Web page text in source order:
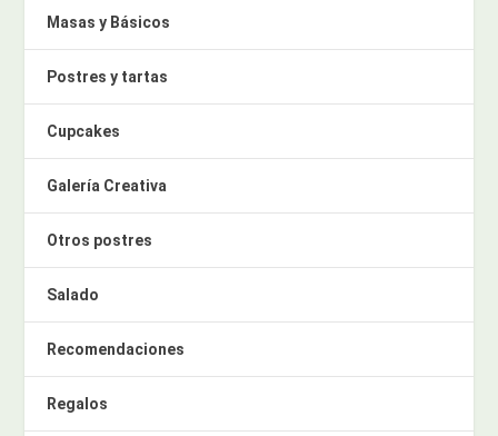
Masas y Básicos
Postres y tartas
Cupcakes
Galería Creativa
Otros postres
Salado
Recomendaciones
Regalos